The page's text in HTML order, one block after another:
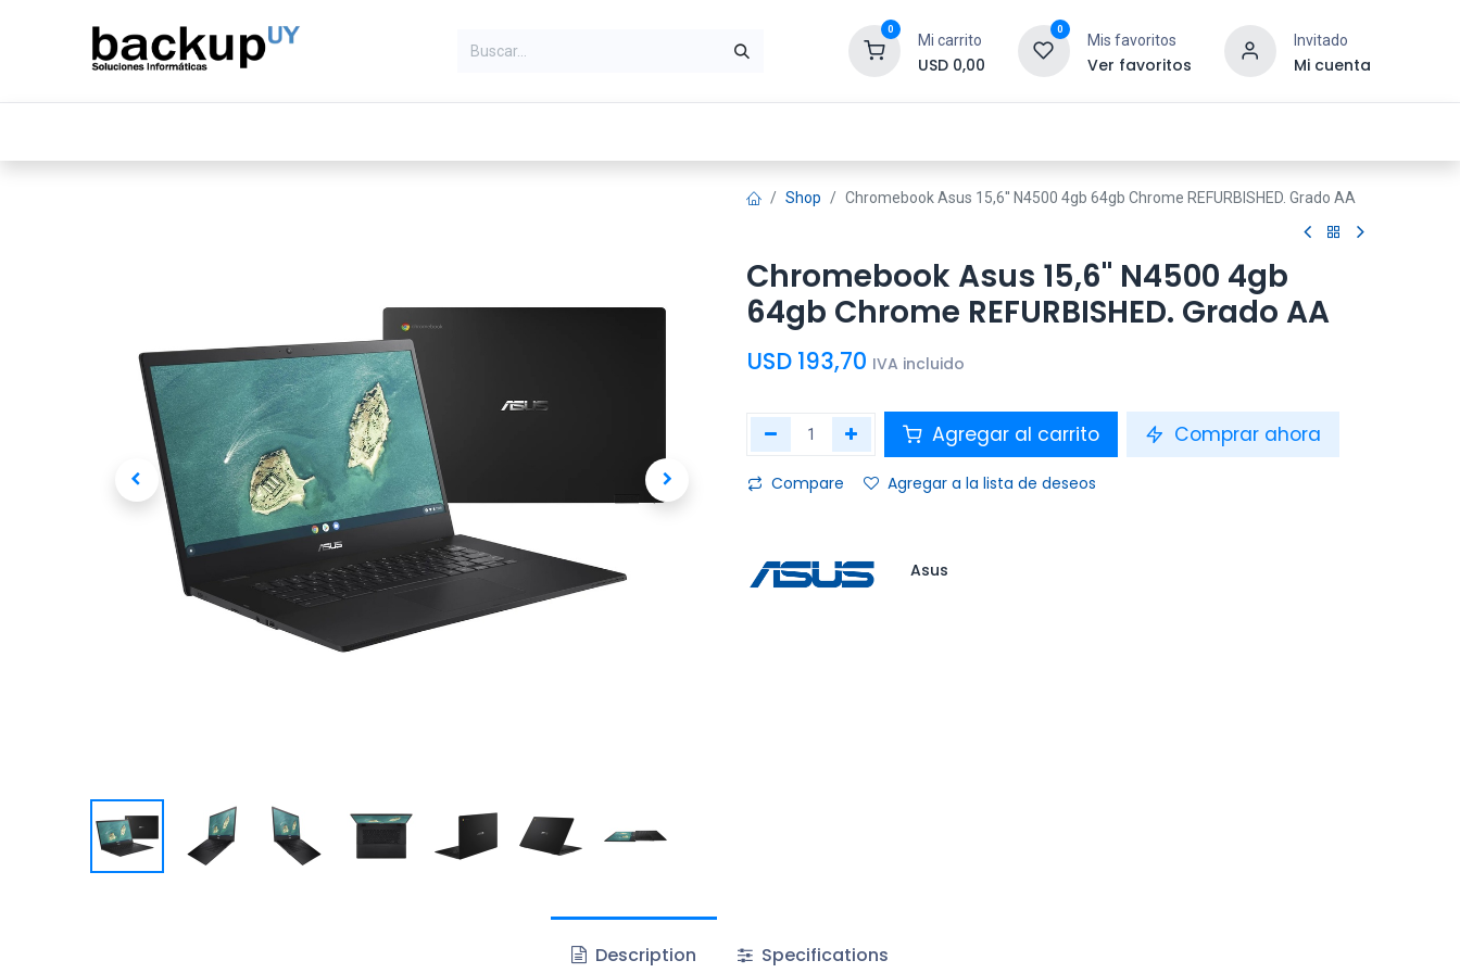
0
Mi carrito
USD 0,00
0
Mis favoritos
Ver favoritos
Invitado
Mi cuenta
Shop Chromebook Asus 15,6'' N4500 4gb 64gb Chrome REFURBISHED. Grado AA
Chromebook Asus 15,6'' N4500 4gb
64gb Chrome REFURBISHED. Grado AA
USD 193,70 IVA incluido
Agregar al carrito Comprar ahora
Compare Agregar a la lista de deseos
Asus
Description Specifications